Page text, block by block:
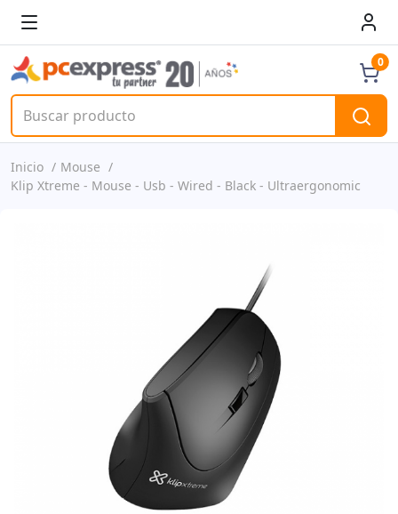
0
Inicio
Mouse
Klip Xtreme - Mouse - Usb - Wired - Black - Ultraergonomic